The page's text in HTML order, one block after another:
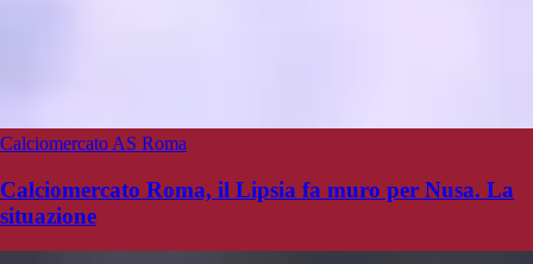
Calciomercato AS Roma
Calciomercato Roma, il Lipsia fa muro per Nusa. La
situazione